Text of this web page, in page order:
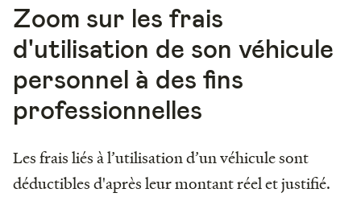
Zoom sur les frais
d'utilisation de son véhicule
personnel à des fins
professionnelles
Les frais liés à l’utilisation d’un véhicule sont
déductibles d'après leur montant réel et justifié.